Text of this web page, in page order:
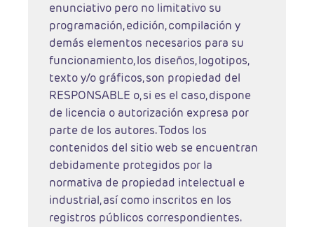
enunciativo pero no limitativo su
programación, edición, compilación y
demás elementos necesarios para su
funcionamiento, los diseños, logotipos,
texto y/o gráficos, son propiedad del
RESPONSABLE o, si es el caso, dispone
de licencia o autorización expresa por
parte de los autores. Todos los
contenidos del sitio web se encuentran
debidamente protegidos por la
normativa de propiedad intelectual e
industrial, así como inscritos en los
registros públicos correspondientes.